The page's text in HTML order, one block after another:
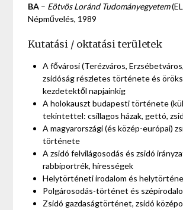
BA – Eötvös Loránd Tudományegyetem
Népművelés, 1989
Kutatási / oktatási területek
A fővárosi (Terézváros,
zsidóság részletes története és
kezdetektől napjainkig
A holokauszt budapesti története
tekintettel: csillagos házak, gettó,
A magyarországi (és közép-európai)
története
A zsidó felvilágosodás és zsidó
rabbiportrék, hírességek
Helytörténeti irodalom és
Polgárosodás-történet és
Zsidó gazdaságtörténet, zsidó